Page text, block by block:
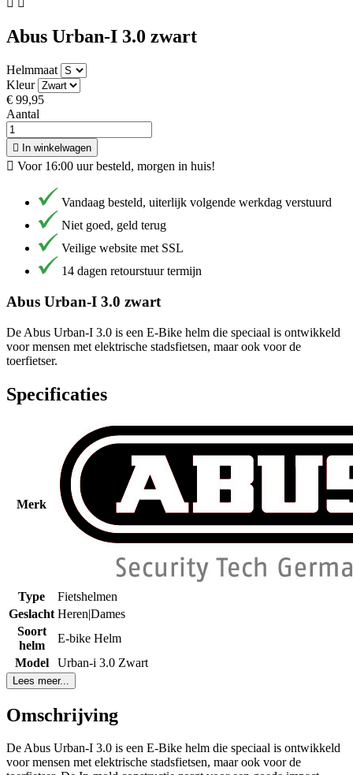
Abus Urban-I 3.0 zwart
Helmmaat
Kleur
€ 99,95
Aantal
 In winkelwagen
 Voor 16:00 uur besteld, morgen in huis!
Vandaag besteld, uiterlijk volgende werkdag verstuurd
Niet goed, geld terug
Veilige website met SSL
14 dagen retourstuur termijn
Abus Urban-I 3.0 zwart
De Abus Urban-I 3.0 is een E-Bike helm die speciaal is ontwikkeld
voor mensen met elektrische stadsfietsen, maar ook voor de
toerfietser.
Specificaties
Merk
Type
Fietshelmen
Geslacht Heren|Dames
Soort
helm
E-bike Helm
Model
Urban-i 3.0 Zwart
Lees meer...
Omschrijving
De Abus Urban-I 3.0 is een E-Bike helm die speciaal is ontwikkeld
voor mensen met elektrische stadsfietsen, maar ook voor de